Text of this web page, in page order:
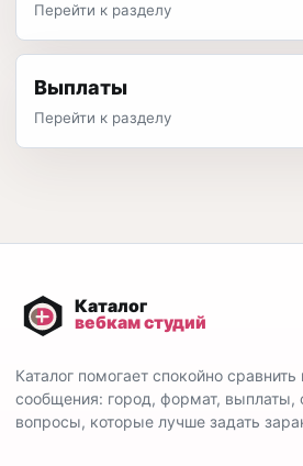
Перейти к разделу
Выплаты
Перейти к разделу
Каталог помогает спокойно
сообщения: город, формат, выплаты,
вопросы, которые лучше задать